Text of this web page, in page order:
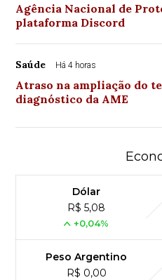
Agência Nacional de
plataforma Discord
Saúde Há 4 horas
Atraso na ampliação do
diagnóstico da AME
Dólar
R$ 5,08
+0,04%
Peso Argentino
R$ 0,00